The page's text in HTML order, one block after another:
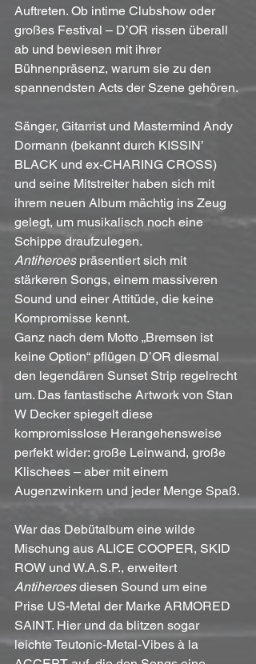
Auftreten. Ob intime Clubshow oder
großes Festival – D’OR rissen überall
ab und bewiesen mit ihrer
Bühnenpräsenz, warum sie zu den
spannendsten Acts der Szene gehören.
Sänger, Gitarrist und Mastermind Andy
Dormann (bekannt durch KISSIN’
BLACK und ex-CHARING CROSS)
und seine Mitstreiter haben sich mit
ihrem neuen Album mächtig ins Zeug
gelegt, um musikalisch noch eine
Schippe draufzulegen.
Antiheroes präsentiert sich mit
stärkeren Songs, einem massiveren
Sound und einer Attitüde, die keine
Kompromisse kennt.
Ganz nach dem Motto „Bremsen ist
keine Option“ pflügen D’OR diesmal
den legendären Sunset Strip regelrecht
um. Das fantastische Artwork von Stan
W Decker spiegelt diese
kompromisslose Herangehensweise
perfekt wider: große Leinwand, große
Klischees – aber mit einem
Augenzwinkern und jeder Menge Spaß.
War das Debütalbum eine wilde
Mischung aus ALICE COOPER, SKID
ROW und W.A.S.P., erweitert
Antiheroes diesen Sound um eine
Prise US-Metal der Marke ARMORED
SAINT. Hier und da blitzen sogar
leichte Teutonic-Metal-Vibes à la